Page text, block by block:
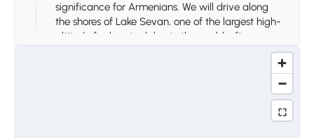
significance for Armenians. We will drive along
the shores of Lake Sevan, one of the largest high-
altitude freshwater lakes in the world, often
referred to as the "Pearl of Armenia." Our stop is
peninsula that was once an island. Built in the 9th
spectacular panoramic views of Lake Sevan and